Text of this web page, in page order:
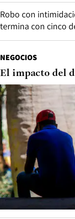
Robo con
termina con cinco
NEGOCIOS
El impacto del